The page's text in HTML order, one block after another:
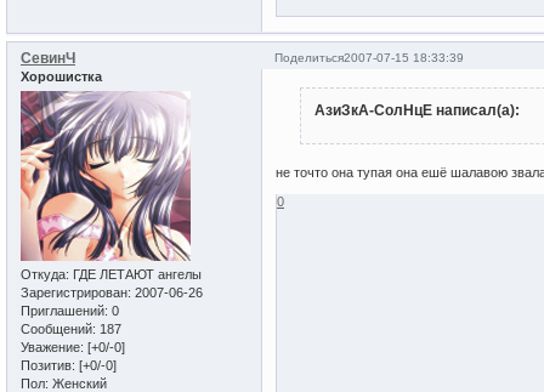
Поделиться2007-07-15 18:33:39
СевинЧ
Хорошистка
Откуда: ГДЕ ЛЕТАЮТ ангелы
Зарегистрирован: 2007-06-26
Приглашений: 0
Сообщений: 187
Уважение: [+0/-0]
Позитив: [+0/-0]
Пол: Женский
АзиЗкА-СолНцЕ написал(а):
не точто она тупая она ешё шалавою
0